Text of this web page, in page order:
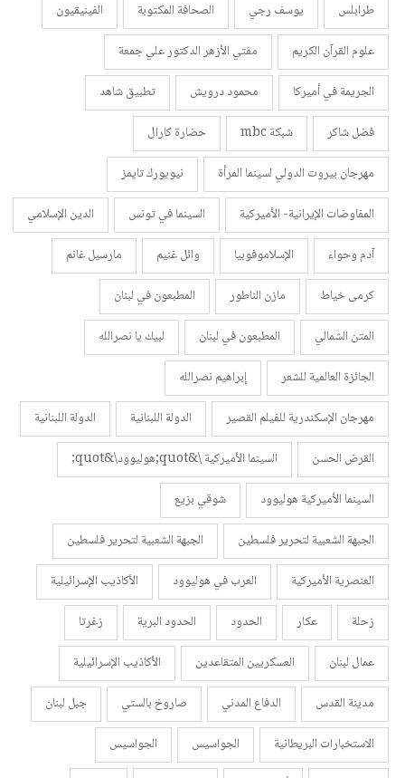
طرابلس
يوسف رجي الصحافة المكتوبة
الفينيقيون
علوم القرآن الكريم
مفتي الأزهر الدكتور علي جمعة
الجريمة في أميركا
محمود درويش
تطبيق شاهد
فضل شاكر
شبكة mbc
حضارة كارال
مهرجان بيروت الدولي لسينما المرأة
نيويورك تايمز
المفاوضات الإيرانية- الأميركية
السينما في تونس
الدين الإسلامي
آدم وحواء
الإسلاموفوبيا وائل غنيم
مارسيل غانم
كرمى خياط
مازن الناطور
المطبعون في لبنان
المتن الشمالي
المطبعون في لبنان
لبيك يا نصرالله
الجائزة العالمية للشعر
إبراهيم نصرالله
مهرجان الإسكندرية للفيلم القصير
الدولة اللبنانية
الدولة اللبنانية
القرض الحسن
السينما الأميركية \&quot;هوليوود\&quot;
السينما الأميركية هوليوود
شوقي بزيع
الجبهة الشعبية لتحرير فلسطين
الجبهة الشعبية لتحرير فلسطين
العنصرية الأميركية
العرب في هوليوود
الأكاذيب الإسرائيلية
زحلة
عكار الحدود الحدود البرية
زغرتا
عمال لبنان
العسكريين المتقاعدين
الأكاذيب الإسرائيلية
مدينة القدس
الدفاع المدني صاروخ بالستي
جبل لبنان
الاستخبارات البريطانية
الجواسيس
الجواسيس